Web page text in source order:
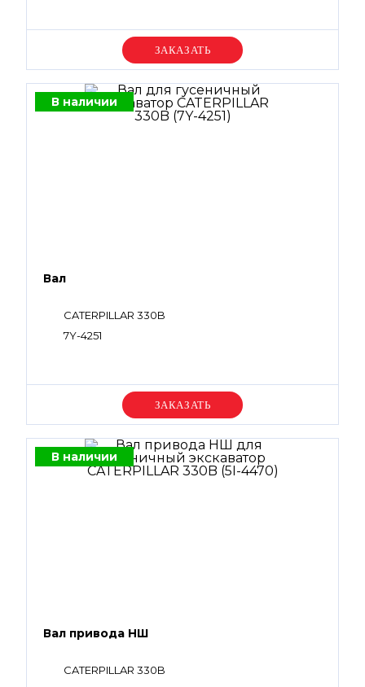
Уточняйте цену
В наличии
Вал
CATERPILLAR 330B
7Y-4251
Уточняйте цену
В наличии
Вал привода НШ
CATERPILLAR 330B